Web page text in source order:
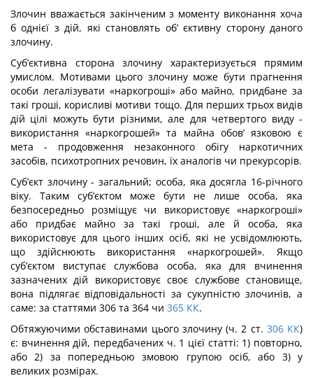
Злочин вважається закінченим з моменту виконання хоча
б однієї з дій, які ста­новлять об’ єктивну сторону даного
злочину.
Суб’єктивна сторона злочину характеризується прямим
умислом. Мотивами цього злочину може бути прагнення
особи легалізувати «наркогроші» або майно, при­дбане за
такі гроші, корисливі мотиви тощо. Для перших трьох видів
дій цілі можуть бути різними, але для четвертого виду -
використання «наркогрошей» та майна обов’ язковою є
мета - продовження незаконного обігу наркотичних
засобів, психо­тропних речовин, їх аналогів чи прекурсорів.
Суб’єкт злочину - загальний; особа, яка досягла 16-річного
віку. Таким суб’єктом може бути не лише особа, яка
безпосередньо розміщує чи використовує «наркогроші»
або придбає майно за такі гроші, але й особа, яка
використовує для цього інших осіб, які не усвідомлюють,
що здійснюють використання «наркогрошей». Якщо
суб’єктом виступає службова особа, яка для вчинення
зазначених дій викорис­товує своє службове становище,
вона підлягає відповідальності за сукупністю зло­чинів, а
саме: за статтями 306 та 364 чи 365 КК.
Обтяжуючими обставинами цього злочину (ч. 2 ст. 306 КК)
є: вчинення дій, передбачених ч. 1 цієї статті: 1) повторно,
або 2) за попередньою змовою групою осіб, або 3) у
великих розмірах.